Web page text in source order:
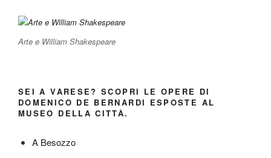
Arte e William Shakespeare
SEI A VARESE? SCOPRI LE OPERE DI
DOMENICO DE BERNARDI ESPOSTE AL
MUSEO DELLA CITTÀ.
A Besozzo